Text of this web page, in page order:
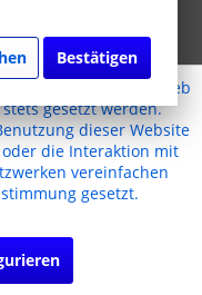
den technischen Betrieb
gesetzt werden.
dieser Website
die Interaktion mit
vereinfachen
gesetzt.
Bestätigen